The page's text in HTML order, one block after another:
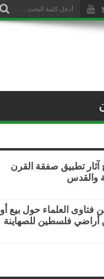
آثار تطبيق صفقة القرن
والقدس
العلماء حول بيع أو
أراضي فلسطين للصهاينة